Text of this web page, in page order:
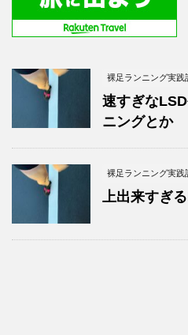
裸足ランニング実践
速すぎな
ニングとか
裸足ランニング実践
上出来すぎ